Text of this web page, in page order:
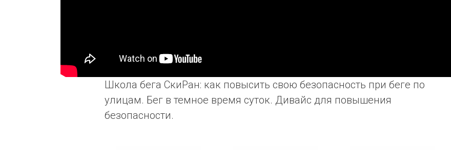
Школа бега СкиРан: как повысить свою безопасность при беге по
улицам. Бег в темное время суток. Дивайс для повышения
безопасности.